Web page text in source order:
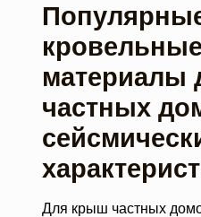
кровельные
материалы
частных
Для крыш частных